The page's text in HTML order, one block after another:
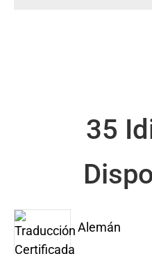
35
Alemán